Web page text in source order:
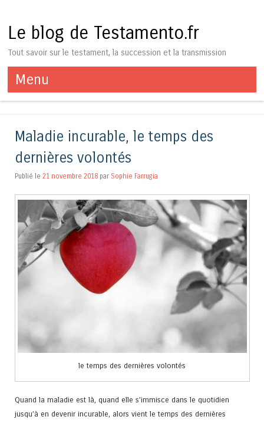
Le blog de Testamento.fr
Tout savoir sur le testament, la succession et la transmission
Menu
Aller au contenu
Maladie incurable, le temps des
dernières volontés
Publié le 21 novembre 2018 par Sophie Farrugia
le temps des dernières volontés
Quand la maladie est là, quand elle s’immisce dans le quotidien
jusqu’à en devenir incurable, alors vient le temps des dernières